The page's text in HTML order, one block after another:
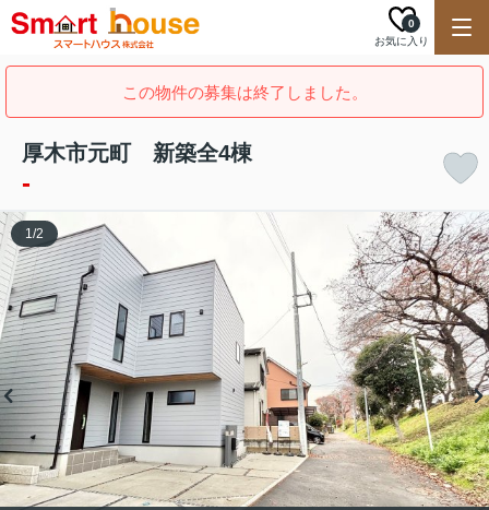
お気に入り
0
この物件の募集は終了しました。
厚木市元町 新築全4棟
-
1/2